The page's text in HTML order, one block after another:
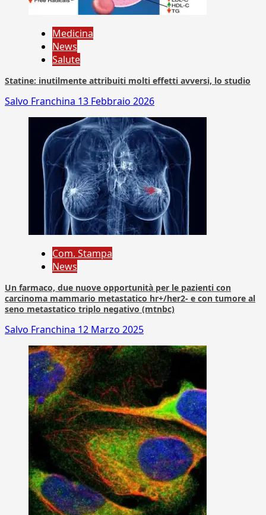
Medicina
News
Salute
Statine: inutilmente attribuiti molti effetti avversi, lo studio
Salvo Franchina 13 Febbraio 2026
Com. Stampa
News
Un farmaco, due nuove opportunità per le pazienti con
carcinoma mammario metastatico hr+/her2- e con tumore al
seno metastatico triplo negativo (mtnbc)
Salvo Franchina 12 Marzo 2025